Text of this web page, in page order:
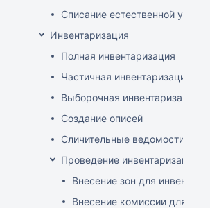
Списание естественной убыли
Инвентаризация
Полная инвентаризация
Частичная инвентаризация
Выборочная инвентаризация
Создание описей
Сличительные ведомости
Проведение инвентаризации
Внесение зон для
Внесение комиссии для